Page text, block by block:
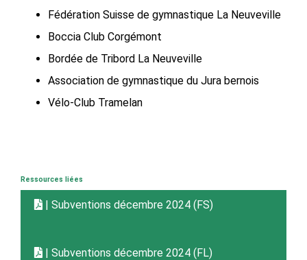
Fédération Suisse de gymnastique La Neuveville
Boccia Club Corgémont
Bordée de Tribord La Neuveville
Association de gymnastique du Jura bernois
Vélo-Club Tramelan
Ressources liées
| Subventions décembre 2024 (FS)
| Subventions décembre 2024 (FL)